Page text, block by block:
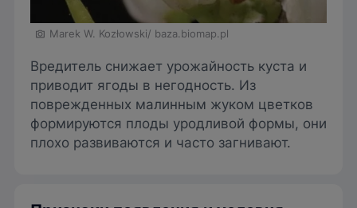
Marek W. Kozłowski/ baza.biomap.pl
Вредитель снижает урожайность куста и
приводит ягоды в негодность. Из
поврежденных малинным жуком цветков
формируются плоды уродливой формы, они
плохо развиваются и часто загнивают.